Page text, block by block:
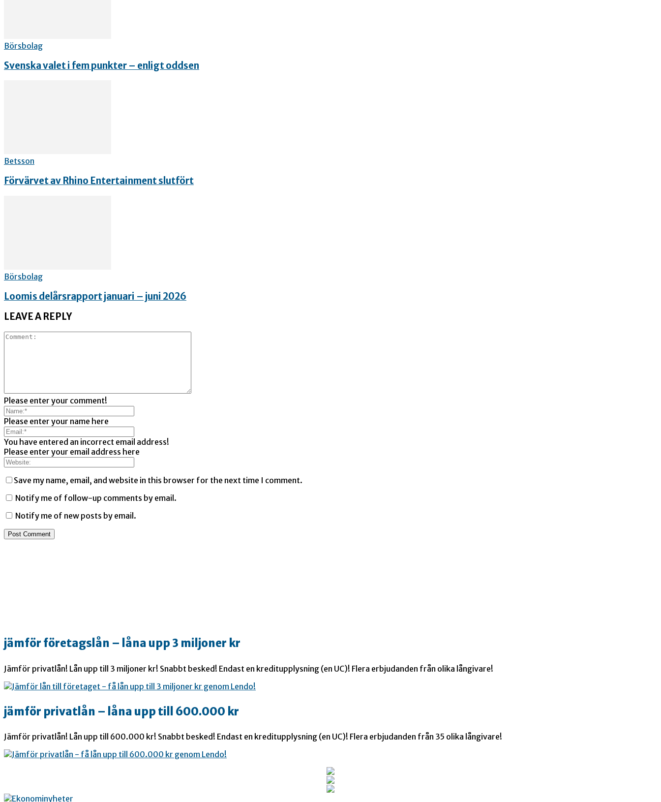
Börsbolag
Svenska valet i fem punkter – enligt oddsen
Betsson
Förvärvet av Rhino Entertainment slutfört
Börsbolag
Loomis delårsrapport januari – juni 2026
LEAVE A REPLY
Please enter your comment!
Please enter your name here
You have entered an incorrect email address!
Please enter your email address here
Save my name, email, and website in this browser for the next time I comment.
Notify me of follow-up comments by email.
Notify me of new posts by email.
jämför företagslån – låna upp 3 miljoner kr
Jämför privatlån! Lån upp till 3 miljoner kr! Snabbt besked! Endast en kreditupplysning (en UC)! Flera erbjudanden från olika långivare!
jämför privatlån – låna upp till 600.000 kr
Jämför privatlån! Lån upp till 600.000 kr! Snabbt besked! Endast en kreditupplysning (en UC)! Flera erbjudanden från 35 olika långivare!